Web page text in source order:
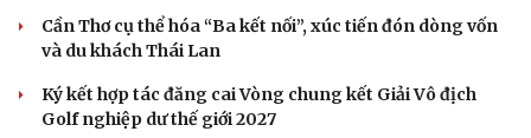
Cần Thơ cụ thể hóa “Ba kết nối”, xúc tiến đón dòng vốn
và du khách Thái Lan
Ký kết hợp tác đăng cai Vòng chung kết Giải Vô địch
Golf nghiệp dư thế giới 2027